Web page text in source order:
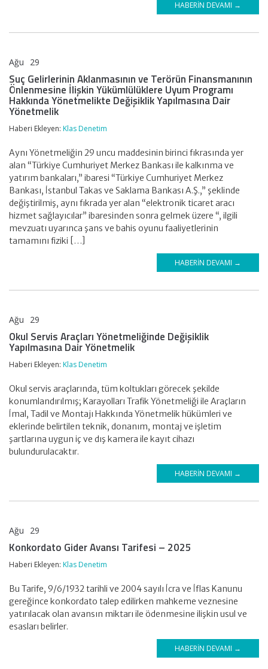
HABERIN DEVAMI →
Ağu 29
Suç Gelirlerinin Aklanmasının ve Terörün Finansmanının
Önlenmesine İlişkin Yükümlülüklere Uyum Programı
Hakkında Yönetmelikte Değişiklik Yapılmasına Dair
Yönetmelik
Haberi Ekleyen: Klas Denetim
Aynı Yönetmeliğin 29 uncu maddesinin birinci fıkrasında yer
alan “Türkiye Cumhuriyet Merkez Bankası ile kalkınma ve
yatırım bankaları,” ibaresi “Türkiye Cumhuriyet Merkez
Bankası, İstanbul Takas ve Saklama Bankası A.Ş.,” şeklinde
değiştirilmiş, aynı fıkrada yer alan “elektronik ticaret aracı
hizmet sağlayıcılar” ibaresinden sonra gelmek üzere “, ilgili
mevzuatı uyarınca şans ve bahis oyunu faaliyetlerinin
tamamını fiziki […]
HABERIN DEVAMI →
Ağu 29
Okul Servis Araçları Yönetmeliğinde Değişiklik
Yapılmasına Dair Yönetmelik
Haberi Ekleyen: Klas Denetim
Okul servis araçlarında, tüm koltukları görecek şekilde
konumlandırılmış; Karayolları Trafik Yönetmeliği ile Araçların
İmal, Tadil ve Montajı Hakkında Yönetmelik hükümleri ve
eklerinde belirtilen teknik, donanım, montaj ve işletim
şartlarına uygun iç ve dış kamera ile kayıt cihazı
bulundurulacaktır.
HABERIN DEVAMI →
Ağu 29
Konkordato Gider Avansı Tarifesi – 2025
Haberi Ekleyen: Klas Denetim
Bu Tarife, 9/6/1932 tarihli ve 2004 sayılı İcra ve İflas Kanunu
gereğince konkordato talep edilirken mahkeme veznesine
yatırılacak olan avansın miktarı ile ödenmesine ilişkin usul ve
esasları belirler.
HABERIN DEVAMI →